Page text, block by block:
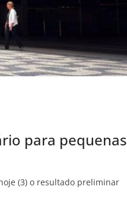
para pequenas
(3) o resultado preliminar